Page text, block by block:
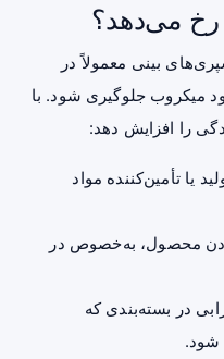
رخ می‌دهد؟
بینی معمولاً در
میکروب جلوگیری شود. با
را افزایش دهد:
یا تأمین‌کننده مواد
محصول، به‌خصوص در
در بسته‌بندی که
شود.